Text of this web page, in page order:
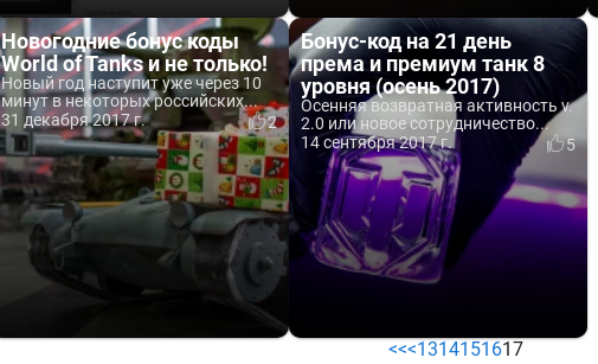
Новогодние бонус коды
World of Tanks и не только!
Новый год наступит уже через 10
минут в некоторых российских...
31 декабря 2017 г.
2
Бонус-код на 21 день
према и премиум танк 8
уровня (осень 2017)
Осенняя возвратная активность v.
2.0 или новое сотрудничество...
14 сентября 2017 г.
5
<<<1314151617